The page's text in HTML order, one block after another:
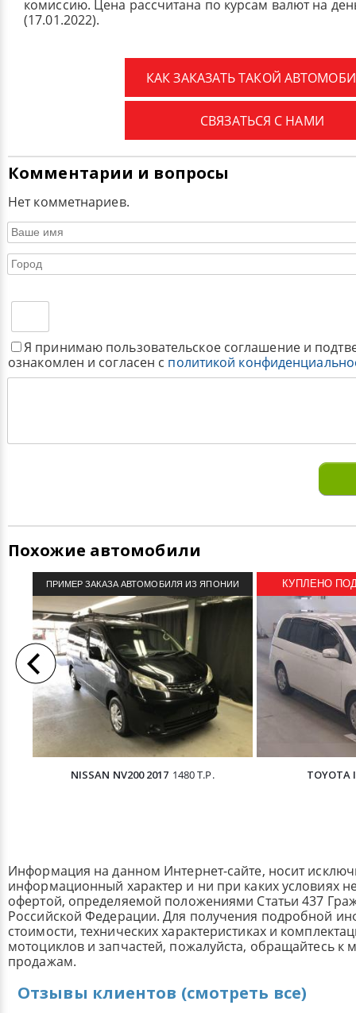
комиссию. Цена рассчитана по курсам валют на
(17.01.2022).
КАК ЗАКАЗАТЬ ТАКОЙ
СВЯЗАТЬСЯ С НАМИ
Комментарии и вопросы
Нет комметнариев.
Я принимаю пользовательское соглашение и
ознакомлен и согласен с политикой
Похожие автомобили
ПРИМЕР ЗАКАЗА АВТОМОБИЛЯ ИЗ ЯПОНИИ
NISSAN NV200 2017 1480 Т.Р.
КУПЛЕНО ПОД
TOYOTA
Информация на данном Интернет-сайте, носит
информационный характер и ни при каких условиях
офертой, определяемой положениями Статьи 437
Российской Федерации. Для получения подробной
стоимости, технических характеристиках и
мотоциклов и запчастей, пожалуйста, обращайтесь к
продажам.
Отзывы клиентов (смотреть все)